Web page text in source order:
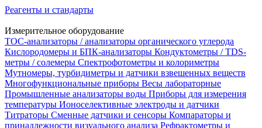
Реагенты и стандарты
Измерительное оборудование
TOC-анализаторы / анализаторы органического углерода
Кислородомеры и БПК-анализаторы Кондуктометры / TDS-
метры / солемеры Спектрофотометры и колориметры
Мутномеры, турбидиметры и датчики взвешенных веществ
Многофункциональные приборы Весы лабораторные
Промышленные анализаторы воды Приборы для измерения
температуры Ионоселективные электроды и датчики
Титраторы Сменные датчики и сенсоры Компараторы и
принадлежности визуального анализа Рефрактометры и